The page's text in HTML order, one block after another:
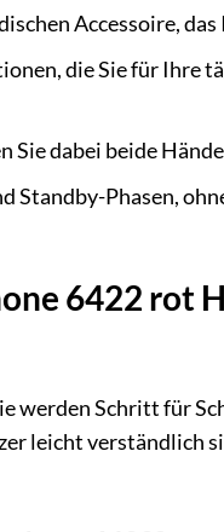
Accessoire,
die Sie für Ihre
Sie dabei beide
Standby-Phasen,
6422 rot
werden Schritt für
leicht verständlich